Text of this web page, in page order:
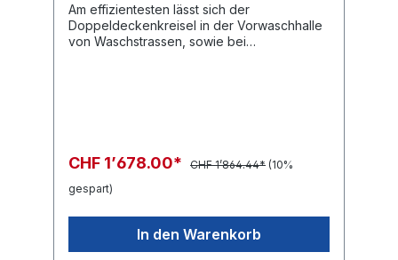
Am effizientesten lässt sich der
Doppeldeckenkreisel in der Vorwaschhalle
von Waschstrassen, sowie bei
CHF 1’678.00* CHF 1’864.44* (10%
gespart)
In den Warenkorb